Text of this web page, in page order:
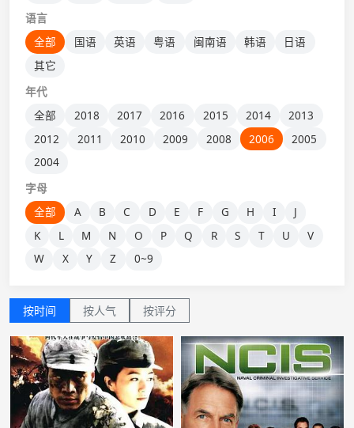
语言
全部
国语 英语 粤语 闽南语 韩语
日语
其它
年代
全部
2018 2017 2016 2015 2014
2013
2012
2011 2010 2009 2008 2006
2005
2004
字母
全部
A B C D E F G H I
J
K
L M N O P Q R S T U
V
W
X Y Z 0~9
按时间 按人气 按评分